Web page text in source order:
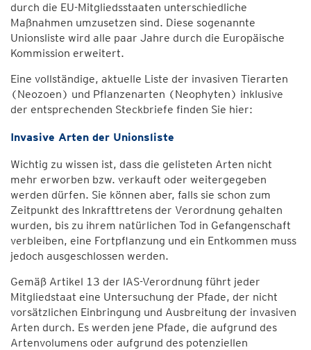
durch die EU-Mitgliedsstaaten unterschiedliche
Maßnahmen umzusetzen sind. Diese sogenannte
Unionsliste wird alle paar Jahre durch die Europäische
Kommission erweitert.
Eine vollständige, aktuelle Liste der invasiven Tierarten
(Neozoen) und Pflanzenarten (Neophyten) inklusive
der entsprechenden Steckbriefe finden Sie hier:
Invasive Arten der Unionsliste
Wichtig zu wissen ist, dass die gelisteten Arten nicht
mehr erworben bzw. verkauft oder weitergegeben
werden dürfen. Sie können aber, falls sie schon zum
Zeitpunkt des Inkrafttretens der Verordnung gehalten
wurden, bis zu ihrem natürlichen Tod in Gefangenschaft
verbleiben, eine Fortpflanzung und ein Entkommen muss
jedoch ausgeschlossen werden.
Gemäß Artikel 13 der IAS-Verordnung führt jeder
Mitgliedstaat eine Untersuchung der Pfade, der nicht
vorsätzlichen Einbringung und Ausbreitung der invasiven
Arten durch. Es werden jene Pfade, die aufgrund des
Artenvolumens oder aufgrund des potenziellen